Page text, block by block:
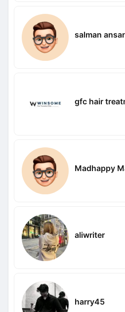
salman
gfc hair
Madhappy
aliwriter
harry45